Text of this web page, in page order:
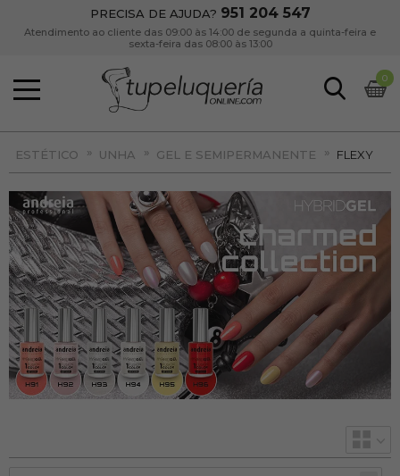
PRECISA DE AJUDA? 951 204 547
Atendimento ao cliente das 09:00 às 14:00 de segunda a quinta-feira e
sexta-feira das 08:00 às 13:00
0
ESTÉTICO » UNHA » GEL E SEMIPERMANENTE » FLEXY